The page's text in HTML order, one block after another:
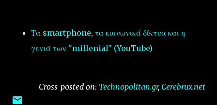
Τα smartphone, τα κοινωνικά δίκτυα και η
γενιά των "millenial" (YouTube)
Cross-posted on: Technopolitan.gr, Cerebrux.net